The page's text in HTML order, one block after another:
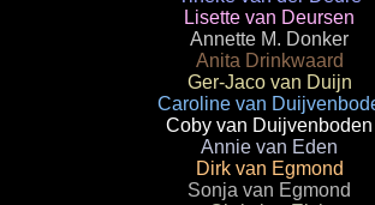
Lisette van Deursen
Annette M. Donker
Anita Drinkwaard
Ger-Jaco van Duijn
Caroline van
Coby van Duijvenboden
Annie van Eden
Dirk van Egmond
Sonja van Egmond